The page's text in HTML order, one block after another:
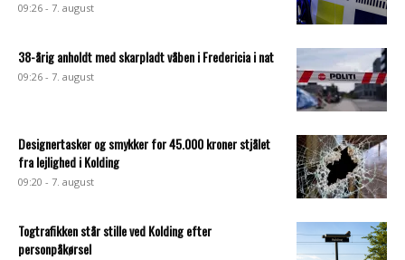
09:26 - 7. august
38-årig anholdt med skarpladt våben i Fredericia i nat
09:26 - 7. august
Designertasker og smykker for 45.000 kroner stjålet
fra lejlighed i Kolding
09:20 - 7. august
Togtrafikken står stille ved Kolding efter
personpåkørsel